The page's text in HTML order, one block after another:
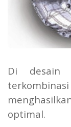
Di desain
optimal.